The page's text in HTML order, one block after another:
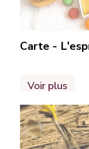
Carte -
Voir plus